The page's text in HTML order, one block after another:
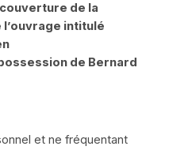
de la
l’ouvrage intitulé
de Bernard
et ne fréquentant